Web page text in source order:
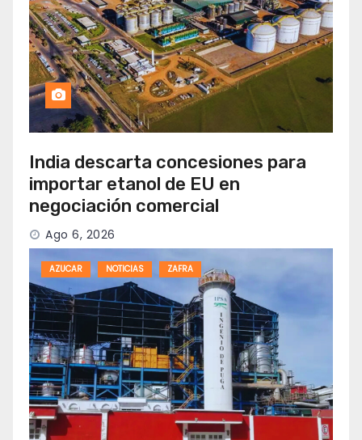
India descarta concesiones para
importar etanol de EU en
negociación comercial
Ago 6, 2026
AZUCAR NOTICIAS ZAFRA